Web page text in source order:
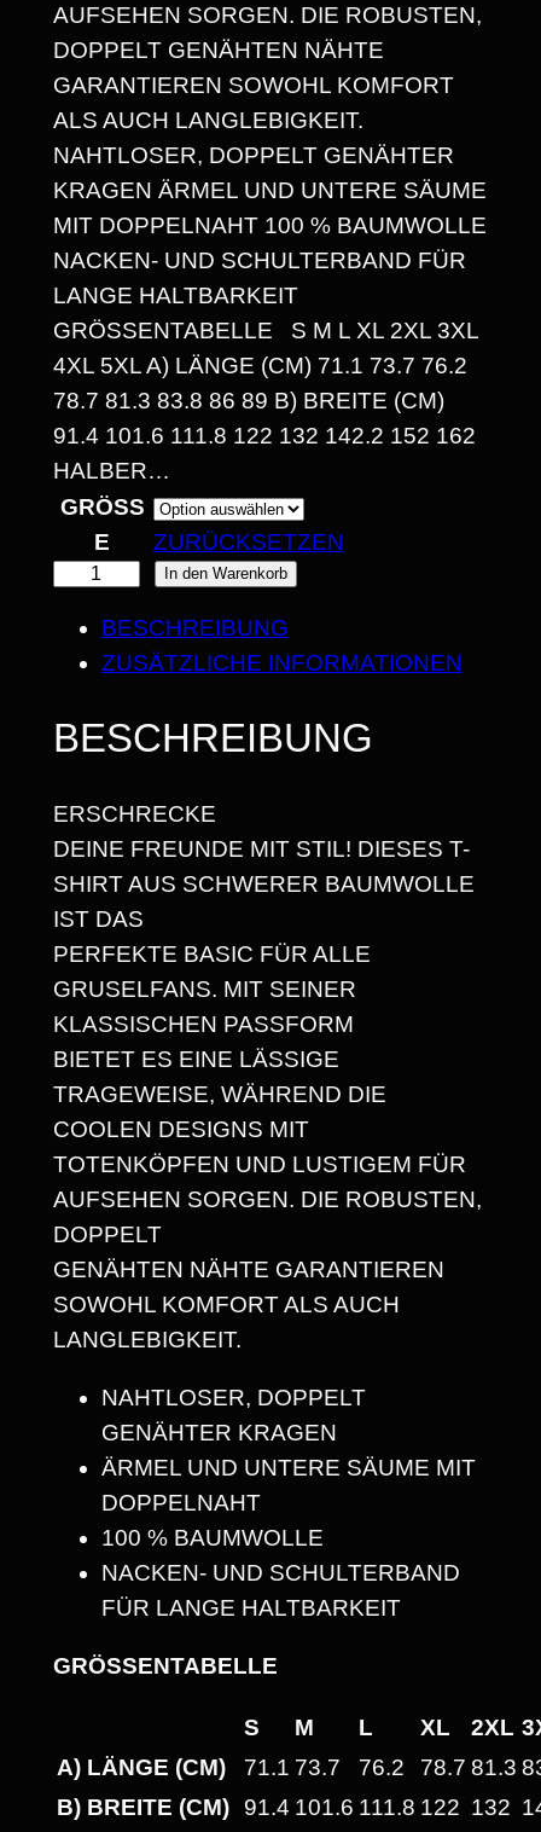
N
N
E
:
1
4
,
3
0
B
I
2
,
8
€
AUFSEHEN SORGEN. DIE ROBUSTEN,
DOPPELT GENÄHTEN NÄHTE
GARANTIEREN SOWOHL KOMFORT
ALS AUCH LANGLEBIGKEIT.
NAHTLOSER, DOPPELT GENÄHTER
KRAGEN ÄRMEL UND UNTERE SÄUME
MIT DOPPELNAHT 100 % BAUMWOLLE
NACKEN- UND SCHULTERBAND FÜR
LANGE HALTBARKEIT
GRÖSSENTABELLE S M L XL 2XL 3XL 4
XL 5XL A) LÄNGE (CM) 71.1 73.7 76.2 7
8.7 81.3 83.8 86 89 B) BREITE (CM) 9
1.4 101.6 111.8 122 132 142.2 152 162 H
ALBER…
GRÖSSE
ZURÜCKSETZEN
Y
U
T
E
I
I
H
E
A
V
Y
W
E
I
G
H
T
S
R
T
In den Warenkorb
BESCHREIBUNG
ZUSÄTZLICHE INFORMATIONEN
BESCHREIBUNG
ERSCHRECKE
DEINE FREUNDE MIT STIL! DIESES T-
SHIRT AUS SCHWERER BAUMWOLLE
IST DAS
PERFEKTE BASIC FÜR ALLE
GRUSELFANS. MIT SEINER
KLASSISCHEN PASSFORM
BIETET ES EINE LÄSSIGE
TRAGEWEISE, WÄHREND DIE
COOLEN DESIGNS MIT
TOTENKÖPFEN UND LUSTIGEM FÜR
AUFSEHEN SORGEN. DIE ROBUSTEN,
DOPPELT
GENÄHTEN NÄHTE GARANTIEREN
SOWOHL KOMFORT ALS AUCH
LANGLEBIGKEIT.
NAHTLOSER, DOPPELT
GENÄHTER KRAGEN
ÄRMEL UND UNTERE SÄUME MIT
DOPPELNAHT
100 % BAUMWOLLE
NACKEN- UND SCHULTERBAND
FÜR LANGE HALTBARKEIT
GRÖSSENTABELLE
S M L XL 2XL
A) LÄNGE (CM)
71.1 73.7 76.2 78.7 81.3
B) BREITE (CM)
91.4 101.6 111.8 122 132